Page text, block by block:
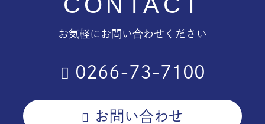
お気軽にお問い合わせください
0266-73-7100
お問い合わせ